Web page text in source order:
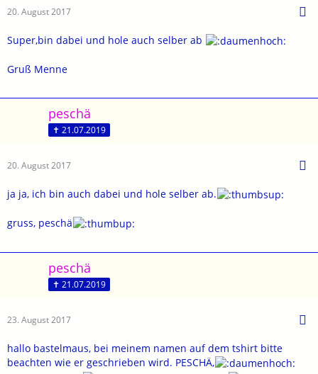
bei 5 XL 5 Euro aufschlag
Die Farbe ist Royalblau.
es gibt Herren und Damen Modelle ( Damen sind tailliert)
Bitte überweist mir das Geld im voraus ( bis spätestens 30 März
Claudia Kröll 6830 Rankweil
AT60 5800 0103 5261 9057
Bitte bei Verwendungszweck unbedingt
folgende Daten angeben.
Herren oder Damen Modell
Name der auf das Tshirt bestickt wird
Beispiel
1 Stk Blau, 1 Stk Grün
20. August 2017
Super,bin dabei und hole auch selber ab
Gruß Menne
peschä
✝ 21.07.2019
20. August 2017
ja ja, ich bin auch dabei und hole selber ab.
gruss, peschä
peschä
✝ 21.07.2019
23. August 2017
hallo bastelmaus, bei meinem namen auf dem tshirt bitte
beachten wie er geschrieben wird. PESCHÄ,